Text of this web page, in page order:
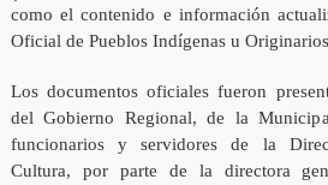
como el contenido e información
Oficial de Pueblos Indígenas u
Los documentos oficiales fueron
del Gobierno Regional, de la
funcionarios y servidores de la
Cultura, por parte de la directora